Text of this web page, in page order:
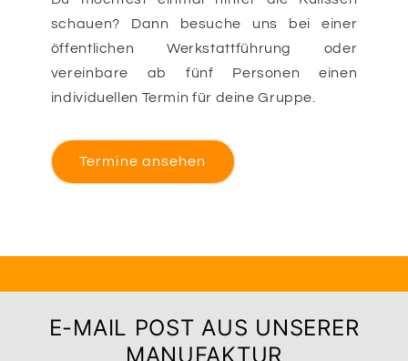
schauen? Dann besuche uns bei einer
öffentlichen Werkstattführung oder
vereinbare ab fünf Personen einen
individuellen Termin für deine Gruppe.
Termine ansehen
E-MAIL POST AUS UNSERER
MANUFAKTUR